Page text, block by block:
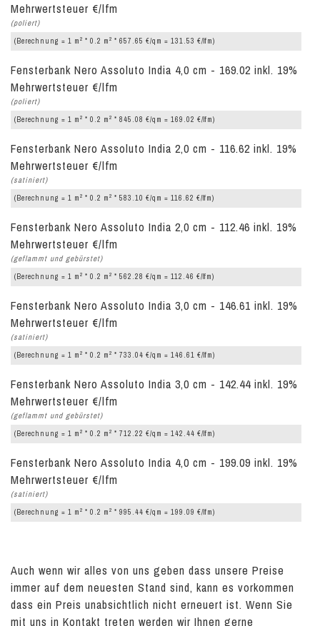
Mehrwertsteuer €/lfm
(poliert)
(Berechnung = 1 m 2 * 0.2 m 2 * 657.65 €/qm = 131.53 €/lfm)
Fensterbank Nero Assoluto India 4,0 cm - 169.02 inkl. 19%
Mehrwertsteuer €/lfm
(poliert)
(Berechnung = 1 m 2 * 0.2 m 2 * 845.08 €/qm = 169.02 €/lfm)
Fensterbank Nero Assoluto India 2,0 cm - 116.62 inkl. 19%
Mehrwertsteuer €/lfm
(satiniert)
(Berechnung = 1 m 2 * 0.2 m 2 * 583.10 €/qm = 116.62 €/lfm)
Fensterbank Nero Assoluto India 2,0 cm - 112.46 inkl. 19%
Mehrwertsteuer €/lfm
(geflammt und gebürstet)
(Berechnung = 1 m 2 * 0.2 m 2 * 562.28 €/qm = 112.46 €/lfm)
Fensterbank Nero Assoluto India 3,0 cm - 146.61 inkl. 19%
Mehrwertsteuer €/lfm
(satiniert)
(Berechnung = 1 m 2 * 0.2 m 2 * 733.04 €/qm = 146.61 €/lfm)
Fensterbank Nero Assoluto India 3,0 cm - 142.44 inkl. 19%
Mehrwertsteuer €/lfm
(geflammt und gebürstet)
(Berechnung = 1 m 2 * 0.2 m 2 * 712.22 €/qm = 142.44 €/lfm)
Fensterbank Nero Assoluto India 4,0 cm - 199.09 inkl. 19%
Mehrwertsteuer €/lfm
(satiniert)
(Berechnung = 1 m 2 * 0.2 m 2 * 995.44 €/qm = 199.09 €/lfm)
Auch wenn wir alles von uns geben dass unsere Preise
immer auf dem neuesten Stand sind, kann es vorkommen
dass ein Preis unabsichtlich nicht erneuert ist. Wenn Sie
mit uns in Kontakt treten werden wir Ihnen gerne